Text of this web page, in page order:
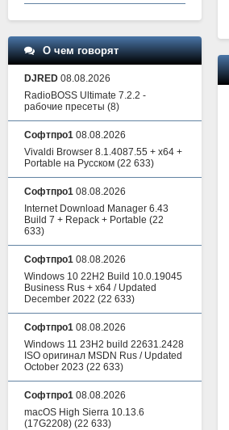
О чем говорят
DJRED 08.08.2026
RadioBOSS Ultimate 7.2.2 -
рабочие пресеты (8)
Софтпро1 08.08.2026
Vivaldi Browser 8.1.4087.55 + x64 +
Portable на Русском (22 633)
Софтпро1 08.08.2026
Internet Download Manager 6.43
Build 7 + Repack + Portable (22
633)
Софтпро1 08.08.2026
Windows 10 22H2 Build 10.0.19045
Business Rus + x64 / Updated
December 2022 (22 633)
Софтпро1 08.08.2026
Windows 11 23H2 build 22631.2428
ISO оригинал MSDN Rus / Updated
October 2023 (22 633)
Софтпро1 08.08.2026
macOS High Sierra 10.13.6
(17G2208) (22 633)